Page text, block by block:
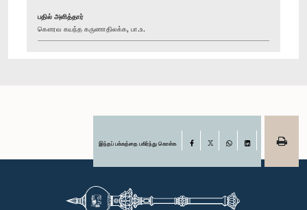
பதில் அளித்தார்
கௌரவ கயந்த கருணாதிலக்க, பா.உ.
இந்தப் பக்கத்தை பகிர்ந்து கொள்க Facebook